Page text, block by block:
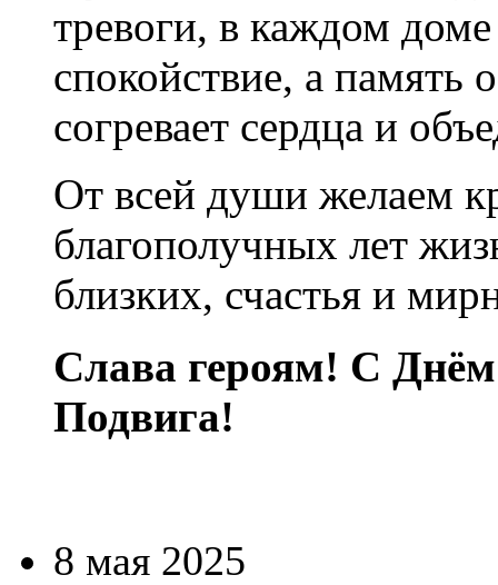
тревоги, в каждом
спокойствие, а память
согревает сердца и
От всей души желаем
благополучных лет
близких, счастья и
Слава героям! С
Подвига!
8 мая 2025